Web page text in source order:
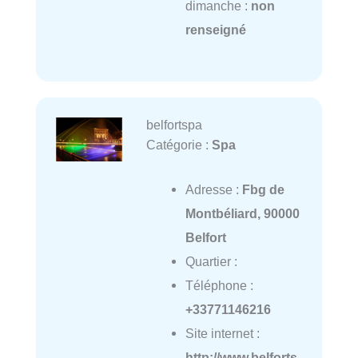
dimanche : non
renseigné
belfortspa
Catégorie : Spa
Adresse : Fbg de
Montbéliard, 90000
Belfort
Quartier :
Téléphone :
+33771146216
Site internet :